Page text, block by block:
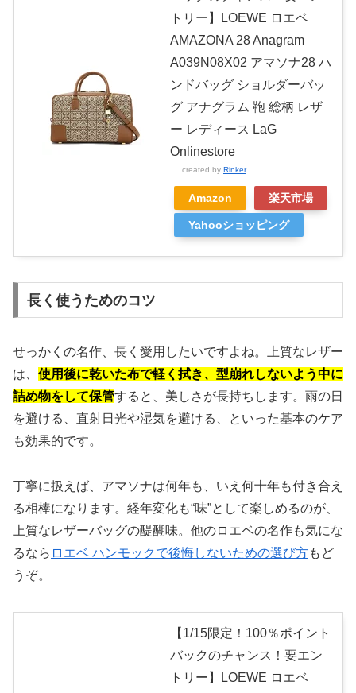
トリー】LOEWE ロエベ
AMAZONA 28 Anagram
A039N08X02 アマソナ28 ハ
ンドバッグ ショルダーバッ
グ アナグラム 鞄 総柄 レザ
ー レディース LaG
Onlinestore
created by Rinker
Amazon 楽天市場
Yahooショッピング
長く使うためのコツ
せっかくの名作、長く愛用したいですよね。上質なレザー
は、 使用後に乾いた布で軽く拭き、型崩れしないよう中に
詰め物をして保管すると、美しさが長持ちします。雨の日
を避ける、直射日光や湿気を避ける、といった基本のケア
も効果的です。
丁寧に扱えば、アマソナは何年も、いえ何十年も付き合え
る相棒になります。経年変化も“味”として楽しめるのが、
上質なレザーバッグの醍醐味。他のロエベの名作も気にな
るなら ロエベ ハンモックで後悔しないための選び方もど
うぞ。
【1/15限定！100％ポイント
バックのチャンス！要エン
トリー】LOEWE ロエベ